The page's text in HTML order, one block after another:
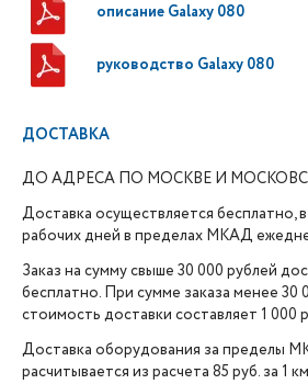
описание Galaxy 080
руководство Galaxy 080
ДОСТАВКА
ДО АДРЕСА ПО МОСКВЕ И
Доставка осуществляется бесплатно,
рабочих дней в пределах МКАД
Заказ на сумму свыше 30 000 рублей
бесплатно. При сумме заказа менее 30
стоимость доставки составляет 1 000
Доставка оборудования за пределы
расчитывается из расчета 85 руб. за 1